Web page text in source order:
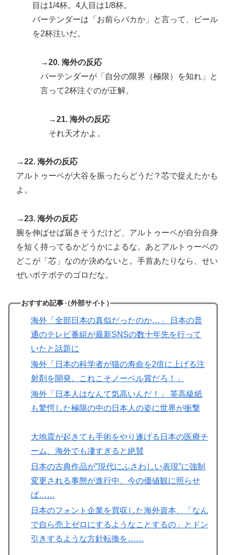
目は1/4杯。4人目は1/8杯。
バーテンダーは「お前らバカか」と言って、ビール
を2杯注いだ。
→20. 海外の反応
バーテンダーが「自分の限界（極限）を知れ」と
言って2杯注ぐのが正解。
→21. 海外の反応
それ天才かよ。
→22. 海外の反応
アルトゥーベが大谷を振ったらどうだ？芯で捉えたかも
よ。
→23. 海外の反応
腕を伸ばせば届きそうだけど、アルトゥーベが自分自身
を短く持ってるかどうかによるな。あとアルトゥーベの
どこが「芯」なのか決めないと。手首あたりなら、せい
ぜいボテボテのゴロだな。
おすすめ記事（外部サイト）
海外「全部日本の真似だったのか…」 日本の普
通のテレビ番組が最新SNSの数十年先を行って
いたと話題に
海外「日本の科学者が猫の寿命を2倍に上げる注
射剤を開発。これこそノーベル賞だろ！」
海外「日本人はなんて気高いんだ！」 英高級紙
も驚愕した極限の中の日本人の姿に世界が衝撃
大地震が起きても手術をやり遂げる日本の医療チ
ーム、海外でも凄すぎると絶賛
日本の古典作品が”現代にふさわしい表現”に強制
変更される事態が進行中、今の価値観に照らせ
ば……
日本のフォント企業を買収した海外資本、「なん
で自ら売上ゼロにするようなことするの」とドン
引きするような方針転換を……